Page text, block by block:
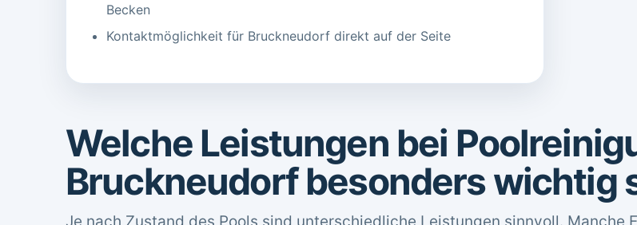
Becken
Kontaktmöglichkeit für Bruckneudorf direkt auf der Seite
Welche Leistungen bei
Bruckneudorf besonders wichtig